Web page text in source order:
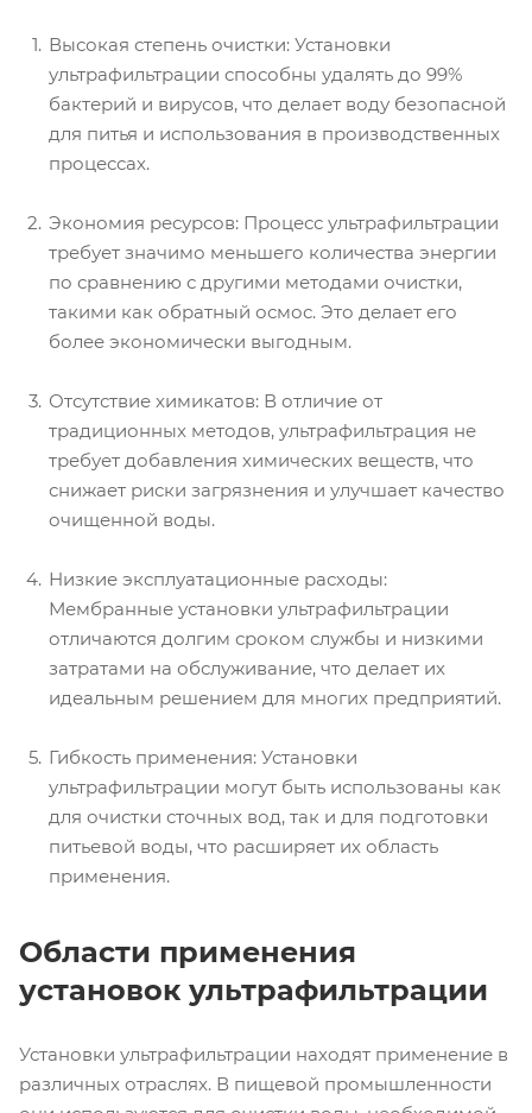
Высокая степень очистки: Установки
ультрафильтрации способны удалять до 99%
бактерий и вирусов, что делает воду безопасной
для питья и использования в производственных
процессах.
Экономия ресурсов: Процесс ультрафильтрации
требует значимо меньшего количества энергии
по сравнению с другими методами очистки,
такими как обратный осмос. Это делает его
более экономически выгодным.
Отсутствие химикатов: В отличие от
традиционных методов, ультрафильтрация не
требует добавления химических веществ, что
снижает риски загрязнения и улучшает качество
очищенной воды.
Низкие эксплуатационные расходы:
Мембранные установки ультрафильтрации
отличаются долгим сроком службы и низкими
затратами на обслуживание, что делает их
идеальным решением для многих предприятий.
Гибкость применения: Установки
ультрафильтрации могут быть использованы как
для очистки сточных вод, так и для подготовки
питьевой воды, что расширяет их область
применения.
Области применения
установок ультрафильтрации
Установки ультрафильтрации находят применение в
различных отраслях. В пищевой промышленности